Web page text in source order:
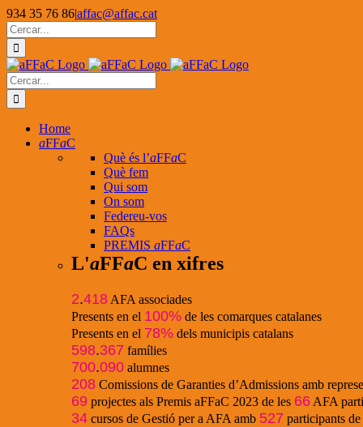
Skip
to
content
934 35 76 86|affac@affac.cat
Facebook
X
YouTube
Cerca
…
Cerca
…
Home
aFFaC
Què és l’aFFaC
Què fem
Qui som
On som
Federeu-vos
FAQs
PREMIS aFFaC
L'aFFaC en xifres
2.418 AFA associades
Presents en el 100% de les comarques catalanes
Presents en el 78% dels municipis catalans
598.367 famílies
700.090 alumnes
208 Comissions de Garanties d’Admissions amb
69 projectes als Premis aFFaC 2023 de les 66 AFA
34 cursos de Gestió per a AFA amb 527 participants de